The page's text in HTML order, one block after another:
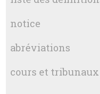
notice
abréviations
cours et tribunaux